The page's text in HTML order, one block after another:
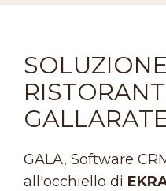
GALA, Software
all'occhiello di